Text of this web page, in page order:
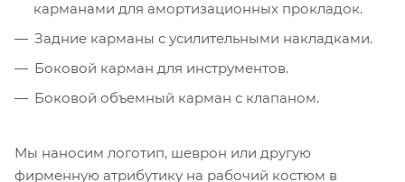
карманами для амортизационных прокладок.
Задние карманы с усилительными накладками.
Боковой карман для инструментов.
Боковой объемный карман с клапаном.
Мы наносим логотип, шеврон или другую
фирменную атрибутику на рабочий костюм в